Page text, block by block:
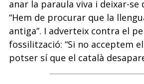
anar la paraula viva i deixar-
“Hem de procurar que la
antiga”. I adverteix contra el
fossilització: “Si no acceptem
potser sí que el català